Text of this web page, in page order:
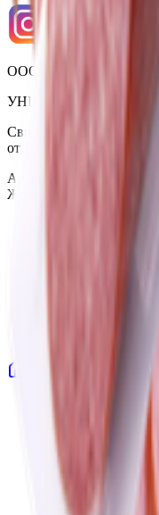
ООО «Торговая сеть
УНП 490314725
Свидетельство о
от 30.05.2003г выдано
Адрес: 247210,
Жлобин, ул. Козлова 2-А